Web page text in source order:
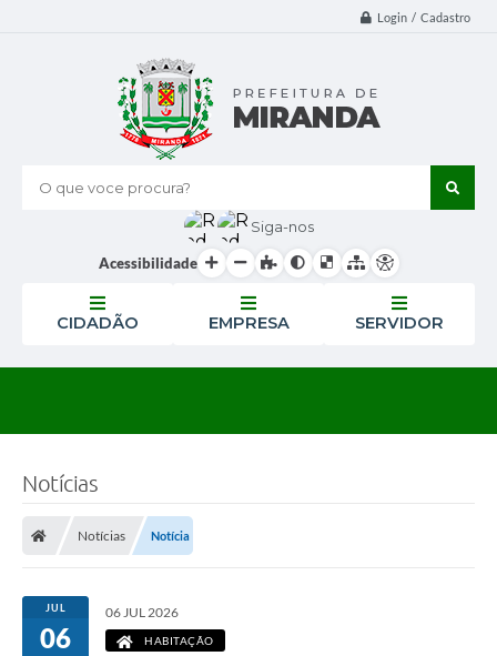
Login / Cadastro
O que voce procura?
Siga-nos
Acessibilidade
CIDADÃO EMPRESA SERVIDOR
Notícias
Notícias Notícia
JUL
06
06 JUL 2026
HABITAÇÃO